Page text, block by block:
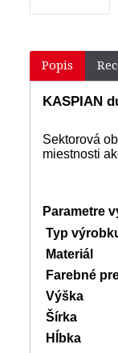
Popis
KASPIAN
Sektorová
miestnosti
Parametre
Typ
Materiál
Farebné
Výška
Šírka
Hĺbka